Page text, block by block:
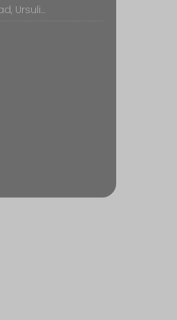
Sporthal Herkules Herk-De-Stad, Ursulinnenstraat 1, Herk-de-stad